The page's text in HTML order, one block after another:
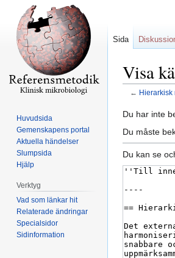
Visa
← Hierarkisk
Hoppa
till
Hoppa
till
Du har inte
Du måste
Du kan se
Sida
Huvudsida
Gemenskapens portal
Aktuella händelser
Slumpsida
Hjälp
Verktyg
Vad som länkar hit
Relaterade ändringar
Specialsidor
Sidinformation